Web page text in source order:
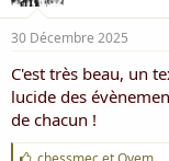
30 Décembre 2025
C'est très beau, un
lucide des
de chacun !
J